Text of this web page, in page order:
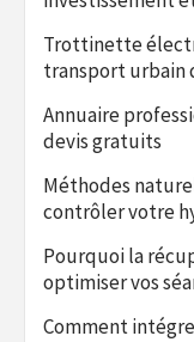
Trottinette
transport urbain
Annuaire
devis gratuits
Méthodes
contrôler votre
Pourquoi la
optimiser vos
Comment